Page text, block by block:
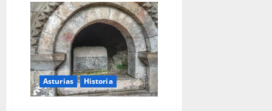
La
Santa
Cueva
de
Covadonga
Asturias Historia